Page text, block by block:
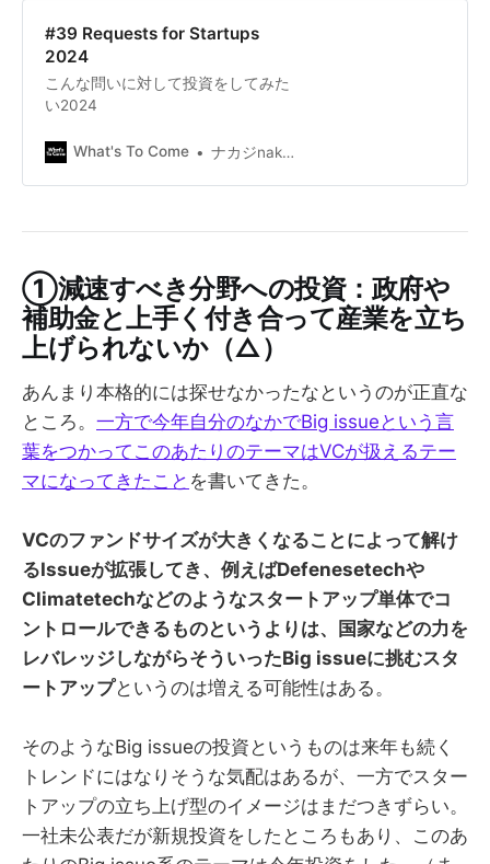
#39 Requests for Startups
2024
こんな問いに対して投資をしてみた
い2024
What's To Come ナカジnakajish
①減速すべき分野への投資：政府や
補助金と上手く付き合って産業を立ち
上げられないか（△）
あんまり本格的には探せなかったなというのが正直な
ところ。 一方で今年自分のなかでBig issueという言
葉をつかってこのあたりのテーマはVCが扱えるテー
マになってきたこと を書いてきた。
VCのファンドサイズが大きくなることによって解け
るIssueが拡張してき、例えばDefenesetechや
Climatetechなどのようなスタートアップ単体でコ
ントロールできるものというよりは、国家などの力を
レバレッジしながらそういったBig issueに挑むスタ
ートアップというのは増える可能性はある。
そのようなBig issueの投資というものは来年も続く
トレンドにはなりそうな気配はあるが、一方でスター
トアップの立ち上げ型のイメージはまだつきずらい。
一社未公表だが新規投資をしたところもあり、このあ